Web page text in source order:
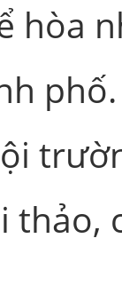
hòa
thảo,